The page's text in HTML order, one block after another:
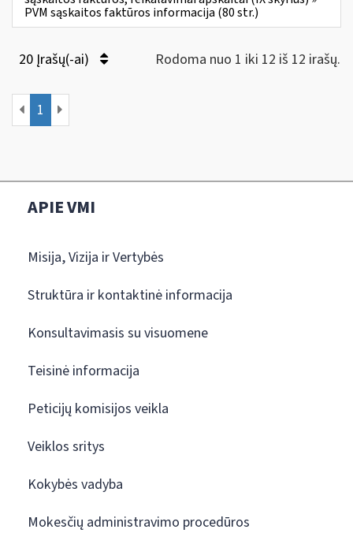
PVM sąskaitos faktūros informacija (80 str.)
20 Įrašų(-ai) Rodoma nuo 1 iki 12 iš 12 irašų.
1
APIE VMI
Misija, Vizija ir Vertybės
Struktūra ir kontaktinė informacija
Konsultavimasis su visuomene
Teisinė informacija
Peticijų komisijos veikla
Veiklos sritys
Kokybės vadyba
Mokesčių administravimo procedūros